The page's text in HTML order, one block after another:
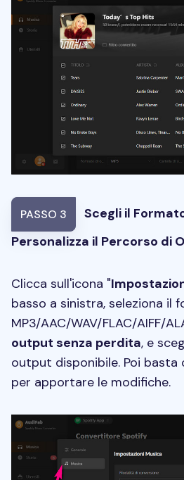
PASSO 3
Scegli il
Personalizza il Percorso di
Clicca sull'icona "
basso a sinistra, seleziona il
MP3/AAC/WAV/FLAC/AIFF/
output senza perdita, e
output disponibile. Poi basta
per apportare le modifiche.